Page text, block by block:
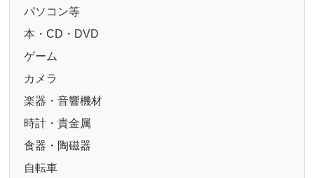
パソコン等
本・CD・DVD
ゲーム
カメラ
楽器・音響機材
時計・貴金属
食器・陶磁器
自転車